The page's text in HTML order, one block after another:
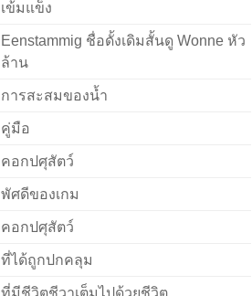
เข้มแข็ง
Eenstammig ชื่อดั้งเดิมสั้นดู Wonne หัว
ล้าน
การสะสมของน้ำ
คู่มือ
คอกปศุสัตว์
พัศดีของเกม
คอกปศุสัตว์
ที่ได้ถูกปกคลุม
ที่มีชีวิตชีวาเต็มไปด้วยชีวิต